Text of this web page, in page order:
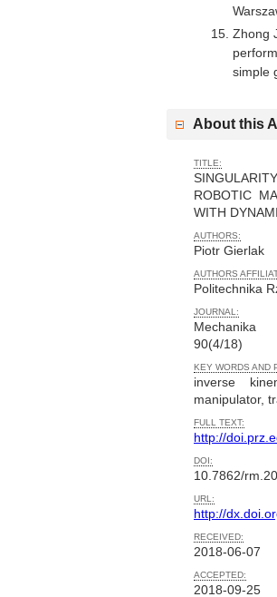
Zhong
simple
About this
TITLE:
ROBOTIC
WITH
AUTHORS:
Piotr Gierlak
AUTHORS
Politechnika
JOURNAL:
Mechanika
90(4/18)
KEY WORDS AND
inverse
manipulator,
FULL TEXT:
http://
DOI:
10.7862/
URL:
http://
RECEIVED:
2018-06-07
ACCEPTED:
2018-09-25